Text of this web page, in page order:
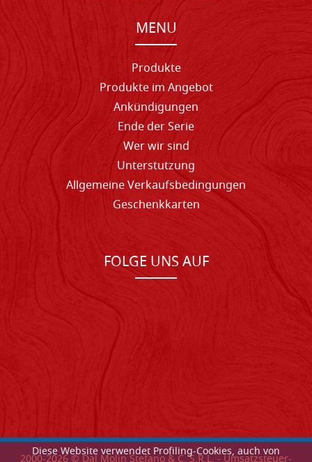
Diese Website verwendet Profiling-Cookies, auch von
MENU
Produkte
Produkte im Angebot
Ankündigungen
Ende der Serie
Wer wir sind
Unterstutzung
Allgemeine Verkaufsbedingungen
Geschenkkarten
FOLGE UNS AUF